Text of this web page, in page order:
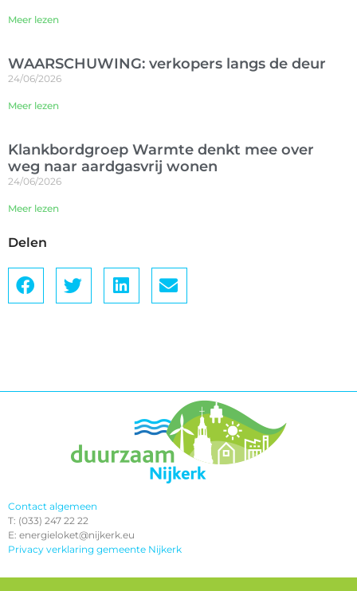
Meer lezen
WAARSCHUWING: verkopers langs de deur
24/06/2026
Meer lezen
Klankbordgroep Warmte denkt mee over
weg naar aardgasvrij wonen
24/06/2026
Meer lezen
Delen
Contact algemeen
T: (033) 247 22 22
E: energieloket@nijkerk.eu
Privacy verklaring gemeente Nijkerk